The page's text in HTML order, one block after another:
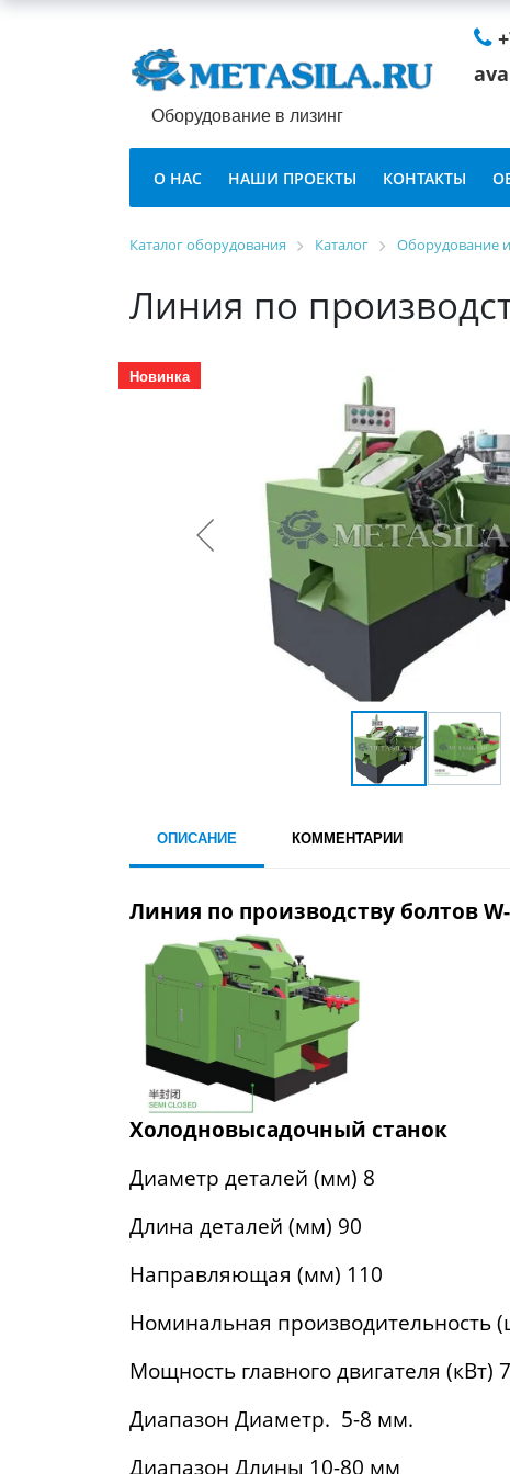
Оборудование в лизинг
О НАС НАШИ ПРОЕКТЫ КОНТАКТЫ
Каталог оборудования Каталог Оборудование
Линия по
Новинка
ОПИСАНИЕ КОММЕНТАРИИ
Линия по производству болтов
Холодновысадочный станок
Диаметр деталей (мм) 8
Длина деталей (мм) 90
Направляющая (мм) 110
Номинальная производительность
Мощность главного двигателя (кВт)
Диапазон Диаметр. 5-8 мм.
Диапазон Длины 10-80 мм